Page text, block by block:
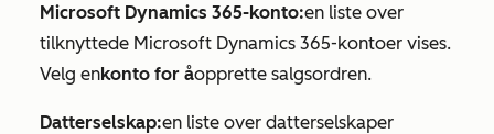
Microsoft Dynamics 365-konto:en liste over
tilknyttede Microsoft Dynamics 365-kontoer vises.
Velg enkonto for åopprette salgsordren.
Datterselskap:en liste over datterselskaper